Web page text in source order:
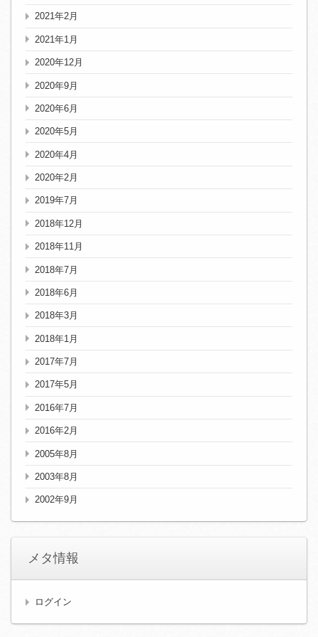
2021年2月
2021年1月
2020年12月
2020年9月
2020年6月
2020年5月
2020年4月
2020年2月
2019年7月
2018年12月
2018年11月
2018年7月
2018年6月
2018年3月
2018年1月
2017年7月
2017年5月
2016年7月
2016年2月
2005年8月
2003年8月
2002年9月
メタ情報
ログイン